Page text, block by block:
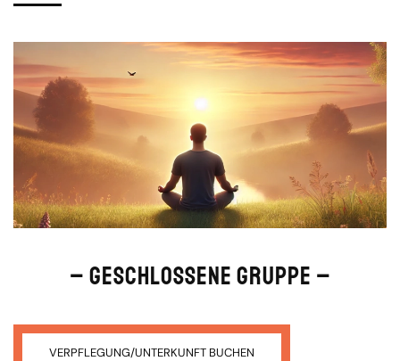
– GESCHLOSSENE GRUPPE –
VERPFLEGUNG/UNTERKUNFT BUCHEN